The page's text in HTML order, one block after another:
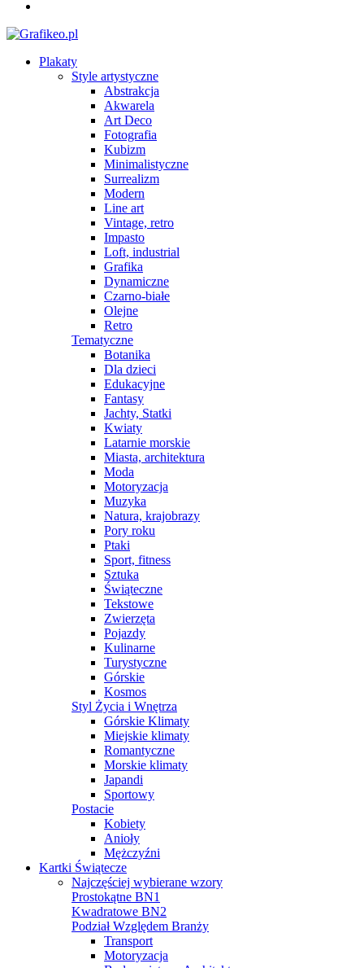
Plakaty
Style artystyczne
Abstrakcja
Akwarela
Art Deco
Fotografia
Kubizm
Minimalistyczne
Surrealizm
Modern
Line art
Vintage, retro
Impasto
Loft, industrial
Grafika
Dynamiczne
Czarno-białe
Olejne
Retro
Tematyczne
Botanika
Dla dzieci
Edukacyjne
Fantasy
Jachty, Statki
Kwiaty
Latarnie morskie
Miasta, architektura
Moda
Motoryzacja
Muzyka
Natura, krajobrazy
Pory roku
Ptaki
Sport, fitness
Sztuka
Świąteczne
Tekstowe
Zwierzęta
Pojazdy
Kulinarne
Turystyczne
Górskie
Kosmos
Styl Życia i Wnętrza
Górskie Klimaty
Miejskie klimaty
Romantyczne
Morskie klimaty
Japandi
Sportowy
Postacie
Kobiety
Anioły
Mężczyźni
Kartki Świątecze
Najczęściej wybierane wzory
Prostokątne BN1
Kwadratowe BN2
Podział Względem Branży
Transport
Motoryzacja